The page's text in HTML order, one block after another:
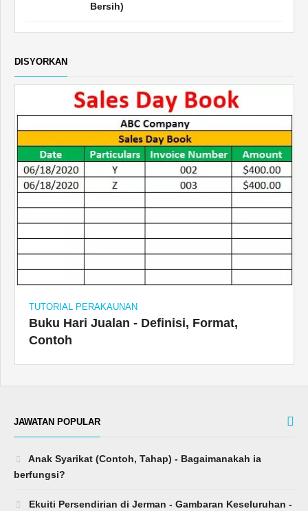
Bersih)
DISYORKAN
TUTORIAL PERAKAUNAN
Buku Hari Jualan - Definisi, Format,
Contoh
JAWATAN POPULAR
Anak Syarikat (Contoh, Tahap) - Bagaimanakah ia
berfungsi?
Ekuiti Persendirian di Jerman - Gambaran Keseluruhan -